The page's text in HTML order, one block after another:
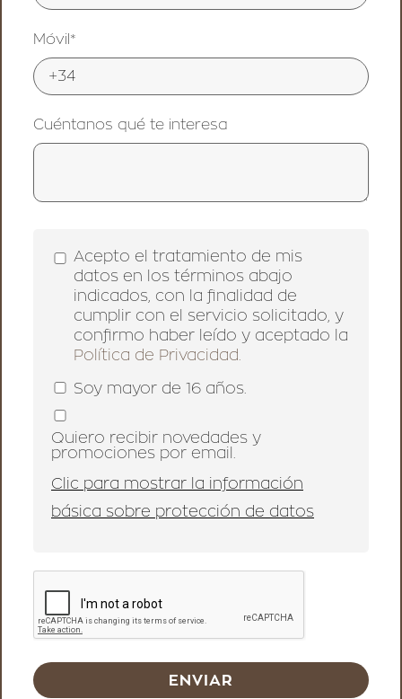
Móvil*
Cuéntanos qué te interesa
Acepto el tratamiento de mis
datos en los términos abajo
indicados, con la finalidad de
cumplir con el servicio solicitado, y
confirmo haber leído y aceptado la
Política de Privacidad.
Soy mayor de 16 años.
Quiero recibir novedades y
promociones por email.
Clic para mostrar la información
básica sobre protección de datos
ENVIAR